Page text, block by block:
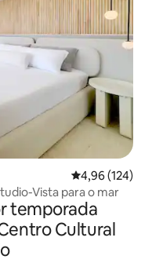
4,96 de uma
4,96 (124)
Vista para o mar
temporada
Cultural